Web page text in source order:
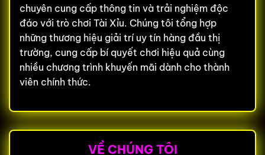
chuyên cung cấp thông tin và trải nghiệm độc
đáo với trò chơi Tài Xỉu. Chúng tôi tổng hợp
những thương hiệu giải trí uy tín hàng đầu thị
trường, cung cấp bí quyết chơi hiệu quả cùng
nhiều chương trình khuyến mãi dành cho thành
viên chính thức.
VỀ CHÚNG TÔI